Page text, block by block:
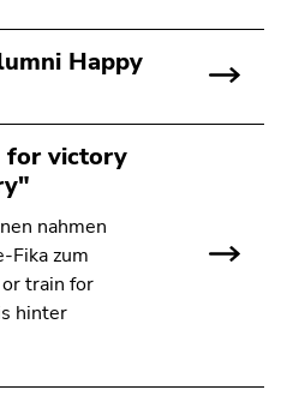
Happy
for victory
nahmen
Fika zum
train for
hinter